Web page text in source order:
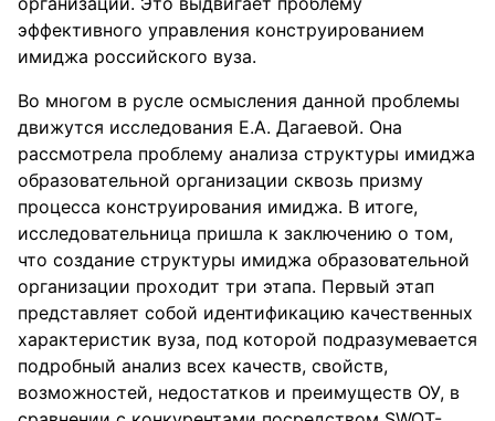
эффективного управления конструированием
имиджа российского вуза.
Во многом в русле осмысления данной проблемы
движутся исследования Е.А. Дагаевой. Она
рассмотрела проблему анализа структуры имиджа
образовательной организации сквозь призму
процесса конструирования имиджа. В итоге,
исследовательница пришла к заключению о том,
что создание структуры имиджа образовательной
организации проходит три этапа. Первый этап
представляет собой идентификацию качественных
характеристик вуза, под которой подразумевается
подробный анализ всех качеств, свойств,
возможностей, недостатков и преимуществ ОУ, в